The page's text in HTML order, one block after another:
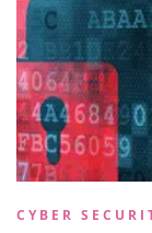
CYBER